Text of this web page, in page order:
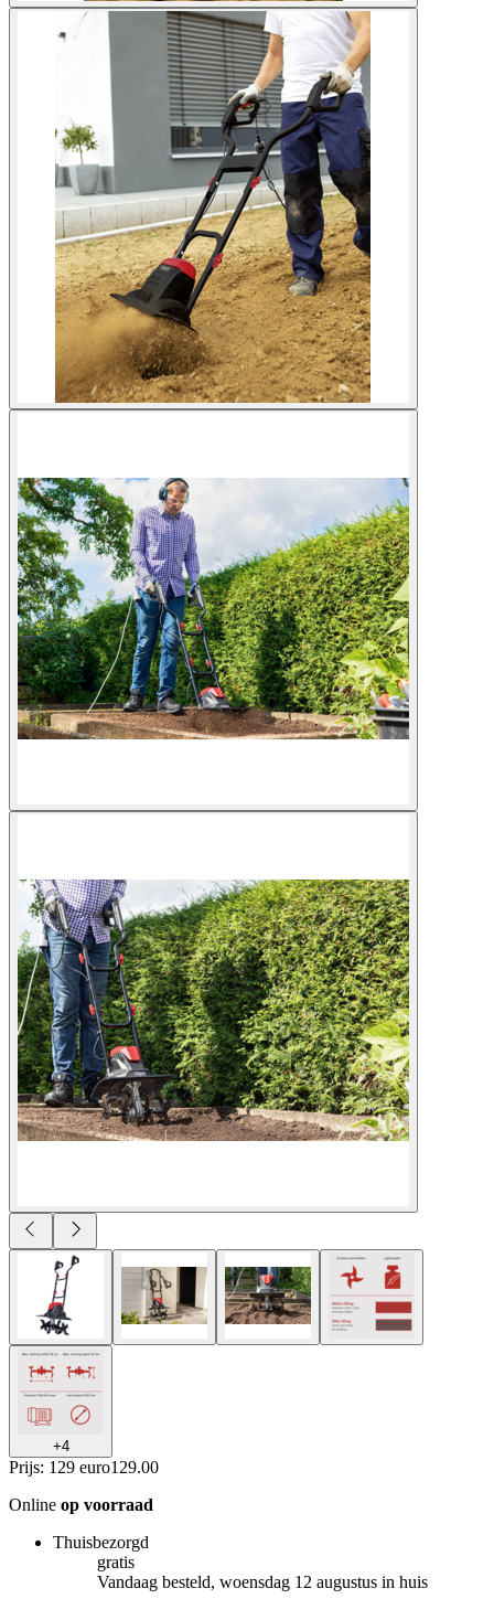
+4
Prijs: 129 euro129.00
Online op voorraad
Thuisbezorgd
gratis
Vandaag besteld, woensdag 12 augustus in huis